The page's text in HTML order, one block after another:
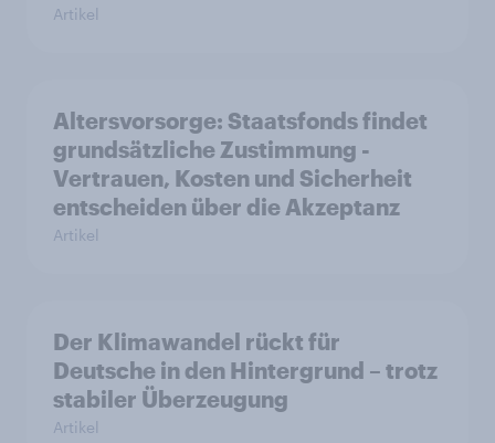
Artikel
Altersvorsorge: Staatsfonds findet
grundsätzliche Zustimmung -
Vertrauen, Kosten und Sicherheit
entscheiden über die Akzeptanz
Artikel
Der Klimawandel rückt für
Deutsche in den Hintergrund – trotz
stabiler Überzeugung
Artikel